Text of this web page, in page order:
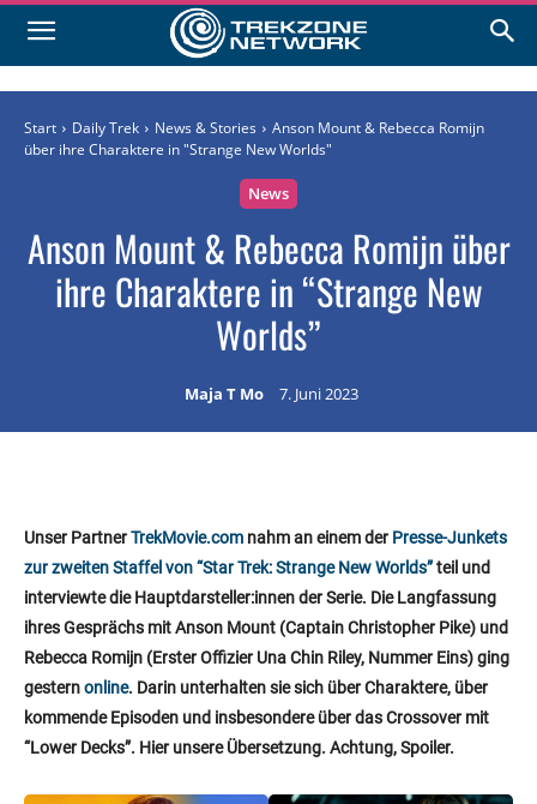
Start Daily Trek News & Stories
Anson Mount & Rebecca Romijn
über ihre Charaktere in "Strange New Worlds"
News
Anson Mount & Rebecca Romijn über
ihre Charaktere in “Strange New
Worlds”
Maja T Mo 7. Juni 2023
Unser PartnerTrekMovie.com nahm an einem der Presse-Junkets
zur zweiten Staffel von “Star Trek: Strange New Worlds”teil und
interviewte die Hauptdarsteller:innen der Serie. Die Langfassung
ihres Gesprächs mit Anson Mount (Captain Christopher Pike) und
Rebecca Romijn (Erster Offizier Una Chin Riley, Nummer Eins) ging
gesternonline. Darin unterhalten sie sich über Charaktere, über
kommende Episoden und insbesondere über das Crossover mit
“Lower Decks”. Hier unsere Übersetzung. Achtung, Spoiler.